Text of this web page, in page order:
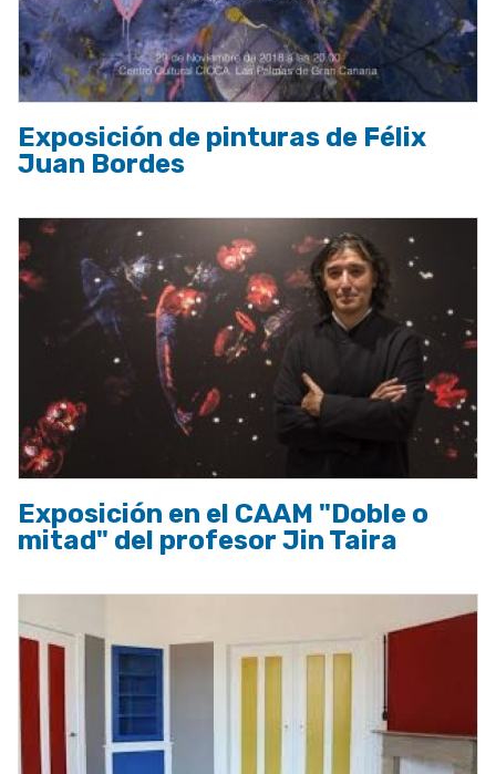
Exposición de pinturas de Félix
Juan Bordes
Exposición en el CAAM "Doble o
mitad" del profesor Jin Taira